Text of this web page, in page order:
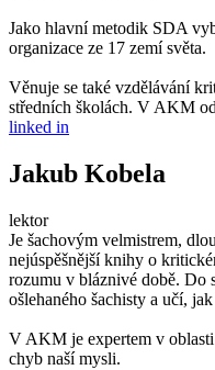
Jako hlavní metodik SDA
organizace ze 17 zemí světa.
Věnuje se také vzdělávání
středních školách. V AKM
linked in
Jakub Kobela
lektor
Je šachovým velmistrem,
nejúspěšnější knihy o
rozumu v bláznivé době. Do
ošlehaného šachisty a učí,
V AKM je expertem v
chyb naší mysli.